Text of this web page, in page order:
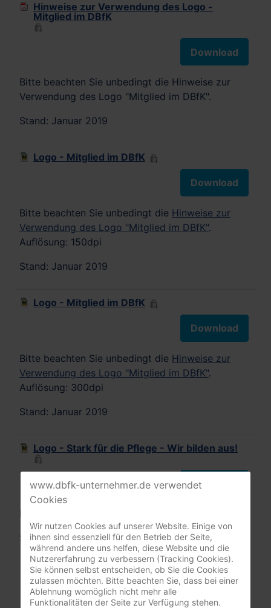
Hinweise zur Verwendung des Logo -
Mitglied im DBfK
Download
Bitte beachten Sie unbedingt die Hinweise zur
Verwendung des Logo "Mitglied im DBfK".
Stand: Januar 2019
Logo - Mitglied im DBfK
Download
Bitte beachten Sie unbedingt die Hinweise zur
Verwendung des Logo "Mitglied im DBfK".
Auflösung: 150dpi
Stand: Januar 2019
Logo - Mitglied im DBfK
Download
Bitte beachten Sie unbedingt die Hinweise zur
Verwendung des Logo "Mitglied im DBfK".
Auflösung: 300dpi
Stand: Januar 2019
Logo - Stark für die Pflege - Wir bilden aus!
Download
DBfK Nordwest e.V.
Stand: Mai 2019
Poster - Berufsperspektive ambulante Pflege
Download
www.dbfk-unternehmer.de verwendet
Cookies
Wir nutzen Cookies auf unserer Website. Einige von
ihnen sind essenziell für den Betrieb der Seite,
während andere uns helfen, diese Website und die
Nutzererfahrung zu verbessern (Tracking Cookies).
Sie können selbst entscheiden, ob Sie die Cookies
zulassen möchten. Bitte beachten Sie, dass bei einer
Ablehnung womöglich nicht mehr alle
Funktionalitäten der Seite zur Verfügung stehen.